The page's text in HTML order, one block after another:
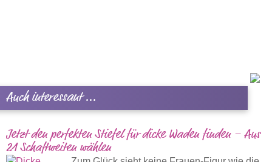
Auch interessant ...
Jetzt den perfekten Stiefel für dicke Waden finden – Aus
21 Schaftweiten wählen